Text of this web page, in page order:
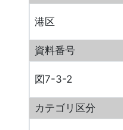
港区
資料番号
図7-3-2
カテゴリ区分